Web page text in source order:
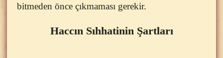
bitmeden önce çıkmaması gerekir.
Haccın Sıhhatinin Şartları